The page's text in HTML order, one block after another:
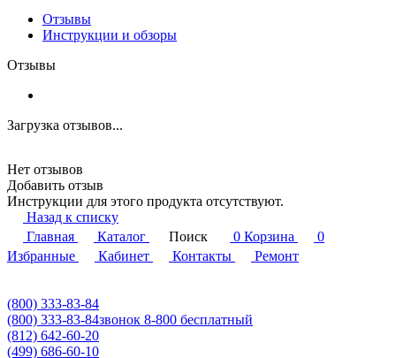
Отзывы
Инструкции и обзоры
Отзывы
Загрузка отзывов...
Нет отзывов
Добавить отзыв
Инструкции для этого продукта отсутствуют.
Назад к списку
Главная
Каталог Поиск 0 Корзина
0
Избранные
Кабинет Контакты Ремонт
(800) 333-83-84
(800) 333-83-84звонок 8-800 бесплатный
(812) 642-60-20
(499) 686-60-10